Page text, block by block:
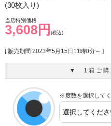
(30枚入り)
当店特別価格
3,608円 (税込)
[ 販売期間 2023年5月15日11時0分～ ]
▼ 1箱ご
※度数を選択して